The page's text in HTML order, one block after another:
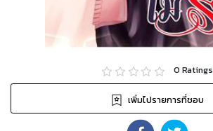
0 Ratings
เพิ่มไปรายการที่ชอบ